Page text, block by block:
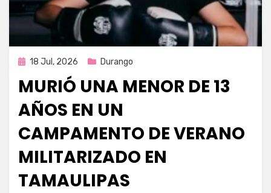
Publicada
18 Jul, 2026 Durango
MURIÓ UNA MENOR DE 13
AÑOS EN UN
CAMPAMENTO DE VERANO
MILITARIZADO EN
TAMAULIPAS